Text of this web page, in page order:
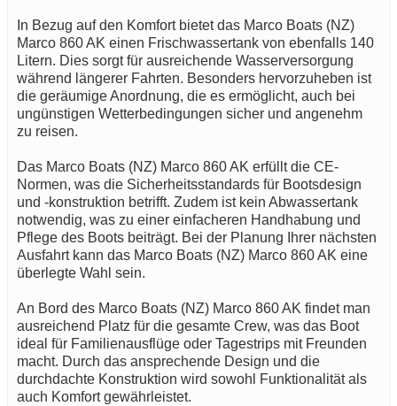
In Bezug auf den Komfort bietet das Marco Boats (NZ)
Marco 860 AK einen Frischwassertank von ebenfalls 140
Litern. Dies sorgt für ausreichende Wasserversorgung
während längerer Fahrten. Besonders hervorzuheben ist
die geräumige Anordnung, die es ermöglicht, auch bei
ungünstigen Wetterbedingungen sicher und angenehm
zu reisen.
Das Marco Boats (NZ) Marco 860 AK erfüllt die CE-
Normen, was die Sicherheitsstandards für Bootsdesign
und -konstruktion betrifft. Zudem ist kein Abwassertank
notwendig, was zu einer einfacheren Handhabung und
Pflege des Boots beiträgt. Bei der Planung Ihrer nächsten
Ausfahrt kann das Marco Boats (NZ) Marco 860 AK eine
überlegte Wahl sein.
An Bord des Marco Boats (NZ) Marco 860 AK findet man
ausreichend Platz für die gesamte Crew, was das Boot
ideal für Familienausflüge oder Tagestrips mit Freunden
macht. Durch das ansprechende Design und die
durchdachte Konstruktion wird sowohl Funktionalität als
auch Komfort gewährleistet.